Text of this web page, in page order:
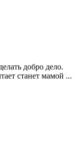
добро дело.
станет мамой ...